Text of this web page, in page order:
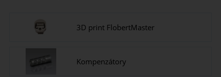
3D print FlobertMaster
Kompenzátory